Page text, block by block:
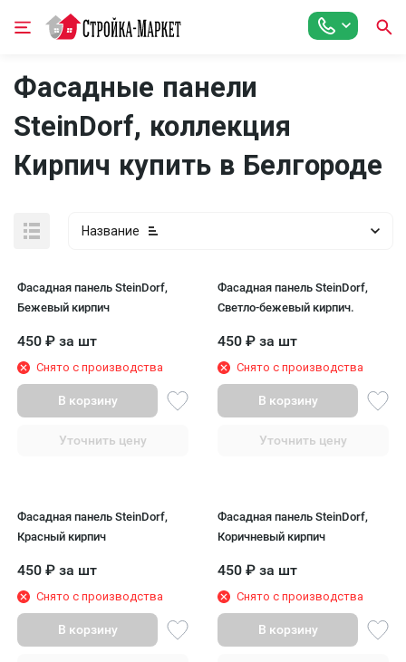
Фасадные панели
SteinDorf, коллекция
Кирпич купить в Белгороде
Название
Фасадная панель SteinDorf,
Бежевый кирпич
450 ₽ за шт
Снято с производства
В корзину
Уточнить цену
Фасадная панель SteinDorf,
Светло-бежевый кирпич.
450 ₽ за шт
Снято с производства
В корзину
Уточнить цену
Фасадная панель SteinDorf,
Красный кирпич
450 ₽ за шт
Снято с производства
В корзину
Фасадная панель SteinDorf,
Коричневый кирпич
450 ₽ за шт
Снято с производства
В корзину